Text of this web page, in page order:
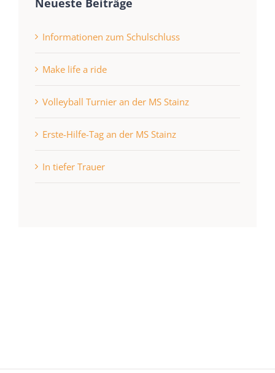
Neueste Beiträge
Informationen zum Schulschluss
Make life a ride
Volleyball Turnier an der MS Stainz
Erste-Hilfe-Tag an der MS Stainz
In tiefer Trauer